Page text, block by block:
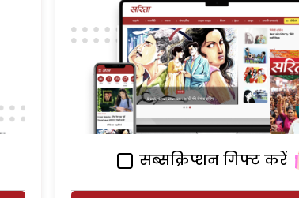
सब्सक्रिप्शन गिफ्ट करें